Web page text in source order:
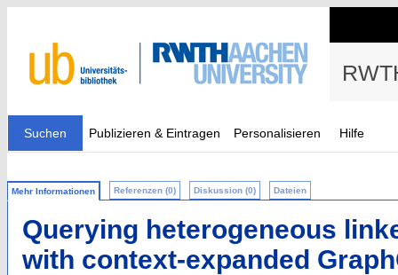
Suchen Publizieren & Eintragen Personalisieren Hilfe
Mehr Informationen Referenzen (0) Diskussion (0) Dateien
Querying heterogeneous
with context-expanded